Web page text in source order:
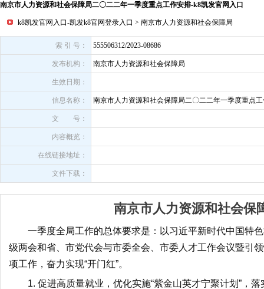
南京市人力资源和社会保障局二〇二二年一季度重点工作安排-k8凯发官网入口
k8凯发官网入口-凯发k8官网登录入口 > 南京市人力资源和社会保障局
索 引 号： 555506312/2023-08686
发布机构： 南京市人力资源和社会保障局
生效日期：
信息名称： 南京市人力资源和社会保障局二〇二二年一季度重点
文 号：
内容概览：
在线链接地址：
文件下载：
南京市人力资源和社会保
一季度全局工作的总体要求是：以习近平新时代中国特
级两会和省、市党代会与市委全会、市委人才工作会议暨引
项工作，奋力实现“开门红”。
1. 促进高质量就业，优化实施“紫金山英才宁聚计划”，